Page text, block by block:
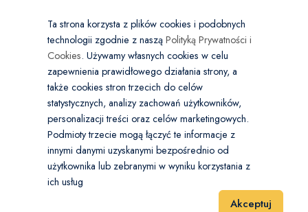
Wybierz kategorię
Antykwariat(0)
Open submenu
Stara biżuteria(0)
Stara ceramika
×
Kraj PL
PLN
Antyki i Kolekcje Antyki Zabytki techniki
Zabytki techniki (0)
20 60
Ta strona korzysta z plików cookies i podobnych
technologii zgodnie z nasząPolityką Prywatności i
Cookies. Używamy własnych cookies w celu
zapewnienia prawidłowego działania strony, a
także cookies stron trzecich do celów
statystycznych, analizy zachowań użytkowników,
personalizacji treści oraz celów marketingowych.
Podmioty trzecie mogą łączyć te informacje z
innymi danymi uzyskanymi bezpośrednio od
użytkownika lub zebranymi w wyniku korzystania z
ich usług
Akceptuj